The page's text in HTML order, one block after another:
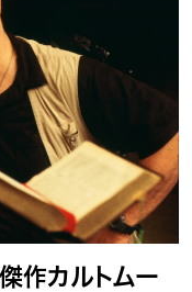
作カルトムー